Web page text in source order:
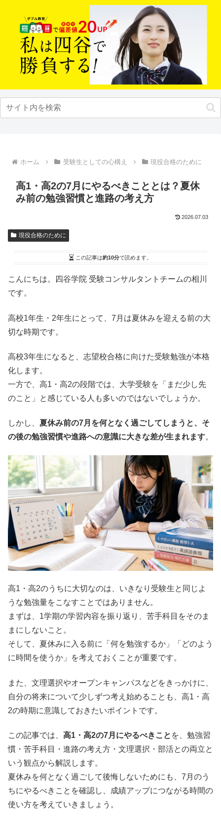
ホーム 受験生としての心構え 現役合格のために
高1・高2の7月にやるべきこととは？夏休
み前の勉強習慣と進路の考え方
2026.07.03
現役合格のために
この記事は約10分で読めます。
こんにちは。四谷学院 受験コンサルタントチームの相川
です。
高校1年生・2年生にとって、7月は夏休みを迎える前の大
切な時期です。
高校3年生になると、志望校合格に向けた受験勉強が本格
化します。
一方で、高1・高2の段階では、大学受験を「まだ少し先
のこと」と感じている人も多いのではないでしょうか。
しかし、 夏休み前の7月を何となく過ごしてしまうと、そ
の後の勉強習慣や進路への意識に大きな差が生まれます。
高1・高2のうちに大切なのは、いきなり受験生と同じよ
うな勉強量をこなすことではありません。
まずは、1学期の学習内容を振り返り、苦手科目をそのま
まにしないこと。
そして、夏休みに入る前に「何を勉強するか」「どのよう
に時間を使うか」を考えておくことが重要です。
また、文理選択やオープンキャンパスなどをきっかけに、
自分の将来について少しずつ考え始めることも、高1・高
2の時期に意識しておきたいポイントです。
この記事では、 高1・高2の7月にやるべきこと を、勉強習
慣・苦手科目・進路の考え方・文理選択・部活との両立と
いう観点から解説します。
夏休みを何となく過ごして後悔しないためにも、7月のう
ちにやるべきことを確認し、成績アップにつながる時間の
使い方を考えていきましょう。